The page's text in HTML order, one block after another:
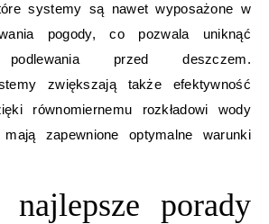
systemy są nawet wyposażone w
pogody, co pozwala uniknąć
podlewania przed deszczem.
zwiększają także efektywność
równomiernemu rozkładowi wody
zapewnione optymalne warunki
porady